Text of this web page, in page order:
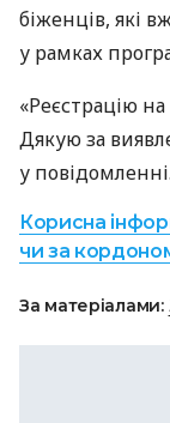
біженців, які
у рамках
«Реєстрацію
Дякую за
у повідомленні.
Корисна
чи за
За матеріалами: